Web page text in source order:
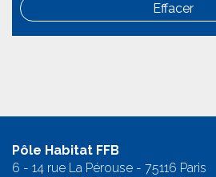
Effacer
Pôle Habitat FFB
6 - 14 rue La Pérouse - 75116 Paris